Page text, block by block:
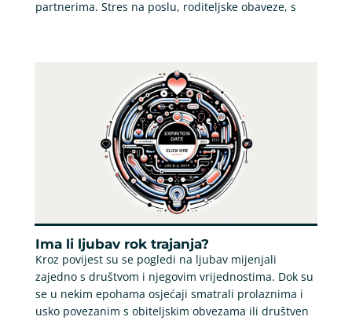
partnerima. Stres na poslu, roditeljske obaveze, s
Ima li ljubav rok trajanja?
Kroz povijest su se pogledi na ljubav mijenjali
zajedno s društvom i njegovim vrijednostima. Dok su
se u nekim epohama osjećaji smatrali prolaznima i
usko povezanim s obiteljskim obvezama ili društven